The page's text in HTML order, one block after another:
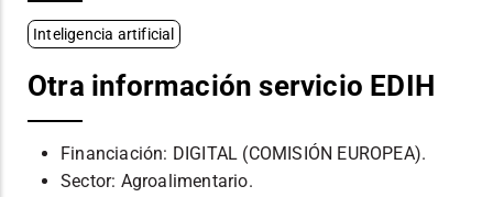
Inteligencia artificial
Otra información servicio EDIH
Financiación: DIGITAL (COMISIÓN EUROPEA).
Sector: Agroalimentario.